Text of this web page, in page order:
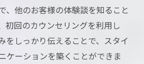
、他のお客様の体験談を知ること
初回のカウンセリングを利用し
をしっかり伝えることで、スタイ
ケーションを築くことができま